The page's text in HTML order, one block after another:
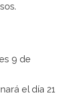
9 de
el día 21